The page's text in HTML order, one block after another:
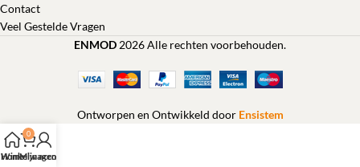
Contact
Veel Gestelde Vragen
ENMOD 2026 Alle rechten voorbehouden.
Ontworpen en Ontwikkeld door Ensistem
Home
0
Winkelwagen
Mijn account